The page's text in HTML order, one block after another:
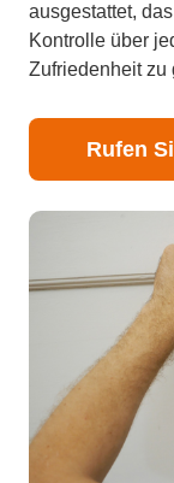
ausgestattet,
Kontrolle über
Zufriedenheit zu
Rufen